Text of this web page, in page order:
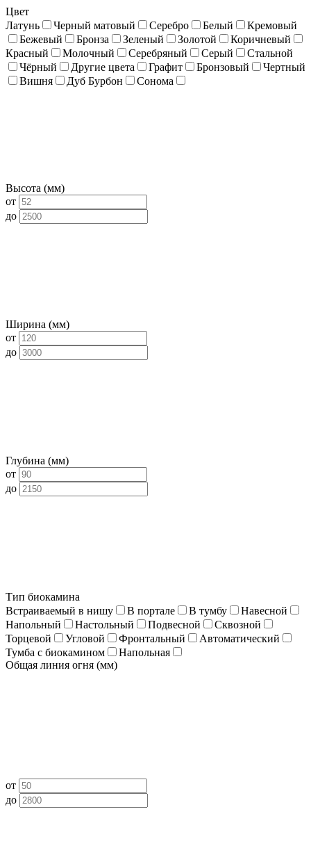
Цвет
Латунь
Черный матовый Серебро Белый
Кремовый
Бежевый
Бронза Зеленый Золотой
Коричневый
Красный
Молочный Серебряный Серый
Стальной
Чёрный
Другие цвета Графит Бронзовый
Чертный
Вишня
Дуб Бурбон Сонома
Высота (мм)
от
до
Ширина (мм)
от
до
Глубина (мм)
от
до
Тип биокамина
Встраиваемый в нишу
В портале В тумбу
Навесной
Напольный
Настольный Подвесной
Сквозной
Торцевой
Угловой Фронтальный
Автоматический
Тумба с биокамином
Напольная
Общая линия огня (мм)
от
до